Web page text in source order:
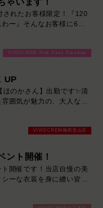
されたお客様限定！『120
ー』そんなお客様に60
たっぷり楽しみたい方は
に合わせてお選びくださ
しております！
VIVIDCREW Pink Party Paradise
UP
のかさん】出勤です✨清
囲気が魅力の、大人な女
さを兼ね備えた、ほのかさ
VIVIDCREW梅田堂山店
ント開催！
開催です！当店自慢の美
ーな衣装を身に纏い皆様